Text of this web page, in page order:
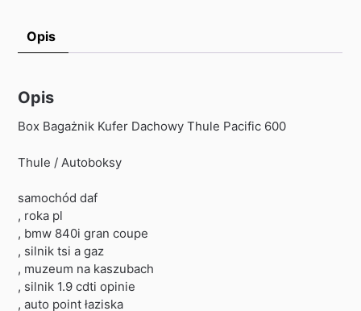
Opis
Opis
Box Bagażnik Kufer Dachowy Thule Pacific 600
Thule / Autoboksy
samochód daf
, roka pl
, bmw 840i gran coupe
, silnik tsi a gaz
, muzeum na kaszubach
, silnik 1.9 cdti opinie
, auto point łaziska